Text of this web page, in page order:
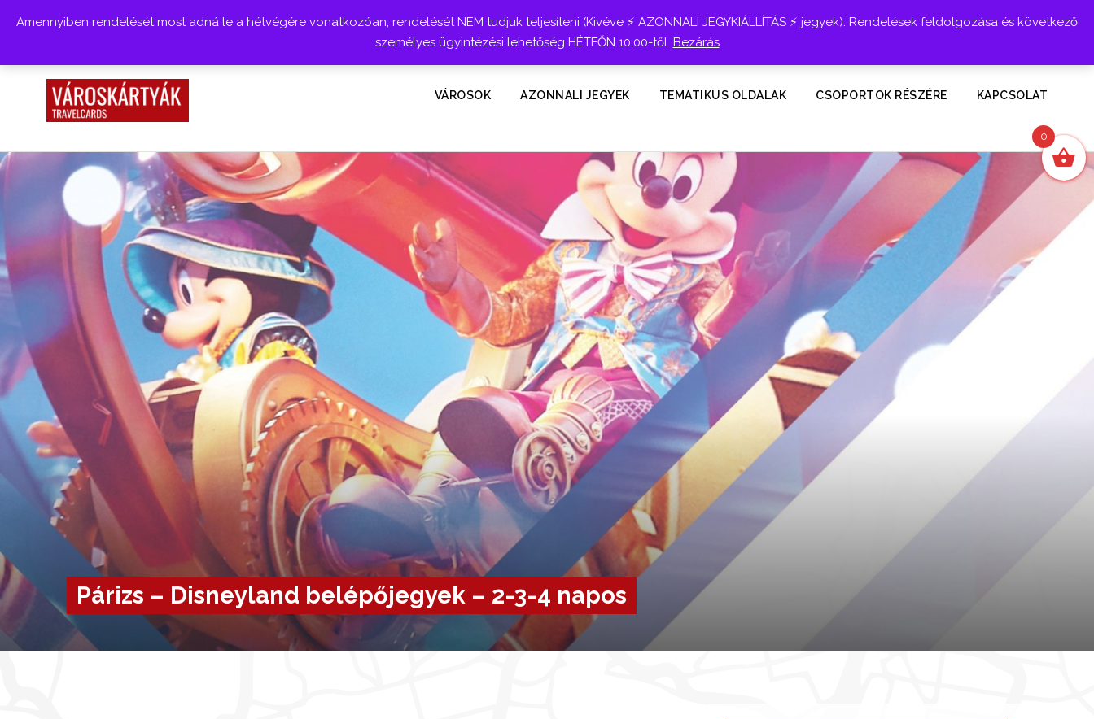
Belépés
VÁROSOK AZONNALI JEGYEK TEMATIKUS OLDALAK CSOPORTOK RÉSZÉRE KAPCSOLAT
Párizs – Disneyland belépőjegyek – 2-3-4 napos
Amennyiben rendelését most adná le a hétvégére vonatkozóan, rendelését NEM tudjuk teljesíteni (Kivéve ⚡ AZONNALI JEGYKIÁLLÍTÁS ⚡ jegyek). Rendelések feldolgozása és következő
személyes ügyintézési lehetőség HÉTFŐN 10:00-től. Bezárás
0